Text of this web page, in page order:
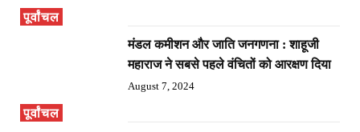
पूर्वांचल
पूर्वांचल
मंडल कमीशन और जाति जनगणना : शाहूजी
महाराज ने सबसे पहले वंचितों को आरक्षण दिया
August 7, 2024